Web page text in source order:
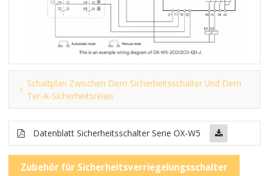
Schaltplan Zwischen Dem Sicherheitsschalter Und Dem
Ter-A-Sicherheitsrelais
Datenblatt Sicherheitsschalter Serie OX-W5
Zubehör für Sicherheitsverriegelungsschalter